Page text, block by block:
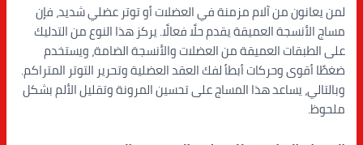
لمن يعانون من آلام مزمنة في العضلات أو توتر عضلي شديد، فإن
مساج الأنسجة العميقة يقدم حلًا فعالًا. يركز هذا النوع من التدليك
على الطبقات العميقة من العضلات والأنسجة الضامة، ويستخدم
ضغطًا أقوى وحركات أبطأ لفك العقد العضلية وتحرير التوتر المتراكم.
وبالتالي، يساعد هذا المساج على تحسين المرونة وتقليل الألم بشكل
ملحوظ.